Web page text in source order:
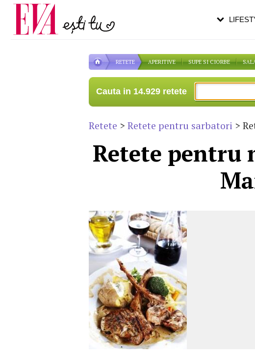
RETETE APERITIVE SUPE SI CIORBE
Cauta in 14.929 retete
Retete > Retete pentru sarbatori >
Retete pentru
Carieră
Actualitate